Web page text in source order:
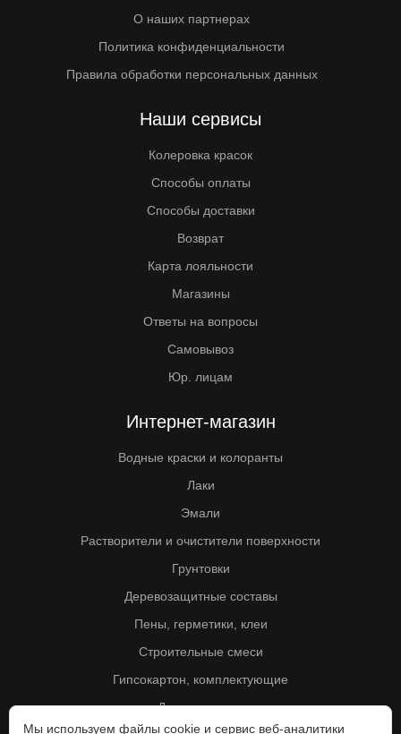
О наших партнерах
Политика конфиденциальности
Правила обработки персональных данных
Наши сервисы
Колеровка красок
Способы оплаты
Способы доставки
Возврат
Карта лояльности
Магазины
Ответы на вопросы
Самовывоз
Юр. лицам
Интернет-магазин
Водные краски и колоранты
Лаки
Эмали
Растворители и очистители поверхности
Грунтовки
Деревозащитные составы
Пены, герметики, клеи
Строительные смеси
Гипсокартон, комплектующие
Другие товары
Мы используем файлы cookie и сервис веб-аналитики